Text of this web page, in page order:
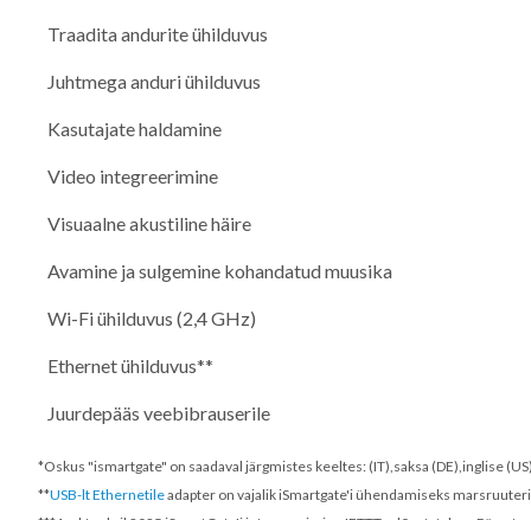
Traadita andurite ühilduvus
Juhtmega anduri ühilduvus
Kasutajate haldamine
Video integreerimine
Visuaalne akustiline häire
Avamine ja sulgemine kohandatud muusika
Wi-Fi ühilduvus (2,4 GHz)
Ethernet ühilduvus**
Juurdepääs veebibrauserile
*Oskus "ismartgate" on saadaval järgmistes keeltes: (IT),saksa (DE),inglise
**USB-lt Ethernetileadapter on vajalik iSmartgate'i ühendamiseks